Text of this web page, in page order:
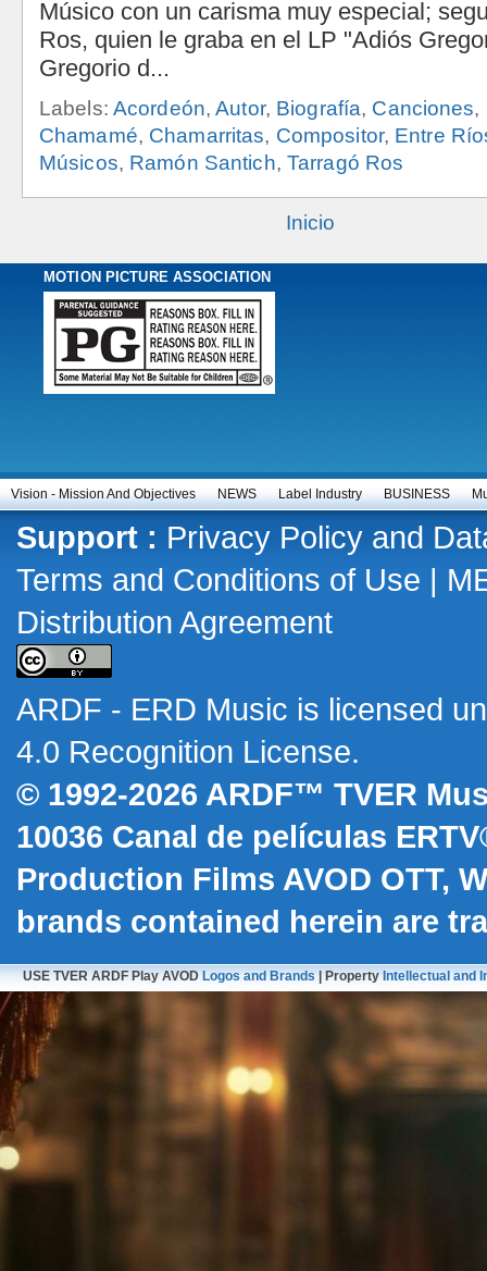
Labels: Acordeón,Autor, Biografía, Canciones,
Chamamé, Chamarritas, Compositor, Entre
Músicos, Ramón Santich, Tarragó Ros
Inicio
MOTION PICTURE ASSOCIATION
Vision - Mission And Objectives NEWS Label Industry BUSINESS
Support : Privacy Policy and
Terms and Conditions of Use |
Distribution Agreement
ARDF - ERD Music is licensed
4.0 Recognition License.
© 1992-2026 ARDF™ TVER
10036 Canal de películas
Production Films AVOD OTT,
brands contained herein are
USE TVER ARDF Play AVODLogos and Brands| PropertyIntellectual and